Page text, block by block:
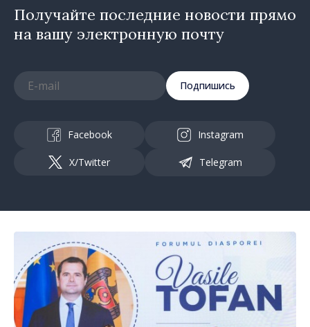
Получайте последние новости прямо
на вашу электронную почту
Подпишись
Facebook Instagram
X/Twitter Telegram